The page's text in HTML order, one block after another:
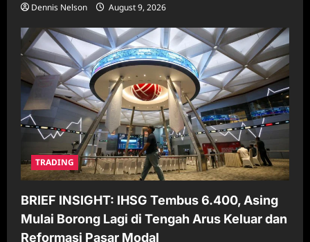
Dennis Nelson August 9, 2026
TRADING
BRIEF INSIGHT: IHSG Tembus 6.400, Asing
Mulai Borong Lagi di Tengah Arus Keluar dan
Reformasi Pasar Modal